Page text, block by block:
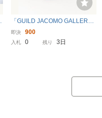
「GUILD JACOMO GALLER
Y」 ヒールサンダル - ベージュ
レディース
即決 900
入札 0 残り 3日